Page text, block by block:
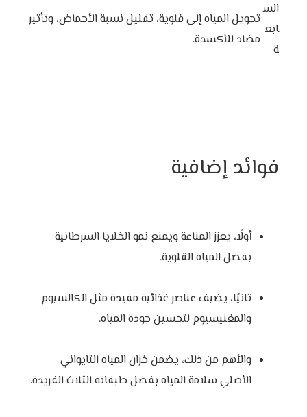
الس
ابع
ة
تحويل المياه إلى قلوية، تقليل نسبة الأحماض، وتأثير
مضاد للأكسدة.
فوائد إضافية
أولًا، يعزز المناعة ويمنع نمو الخلايا السرطانية
بفضل المياه القلوية.
ثانيًا، يضيف عناصر غذائية مفيدة مثل الكالسيوم
والمغنيسيوم لتحسين جودة المياه.
والأهم من ذلك، يضمن خزان المياه التايواني
الأصلي سلامة المياه بفضل طبقاته الثلاث الفريدة.